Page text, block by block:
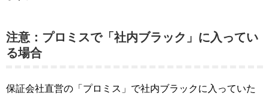
注意：プロミスで「社内ブラック」に入ってい
る場合
保証会社直営の「プロミス」で社内ブラックに入っていた